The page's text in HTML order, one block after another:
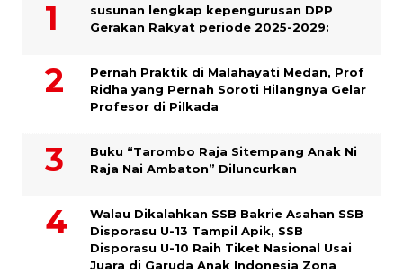
susunan lengkap kepengurusan DPP
Gerakan Rakyat periode 2025-2029:
Pernah Praktik di Malahayati Medan, Prof
Ridha yang Pernah Soroti Hilangnya Gelar
Profesor di Pilkada
Buku “Tarombo Raja Sitempang Anak Ni
Raja Nai Ambaton” Diluncurkan
Walau Dikalahkan SSB Bakrie Asahan SSB
Disporasu U-13 Tampil Apik, SSB
Disporasu U-10 Raih Tiket Nasional Usai
Juara di Garuda Anak Indonesia Zona